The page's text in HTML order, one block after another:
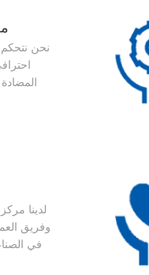
نحن
لدينا
وفريق
في